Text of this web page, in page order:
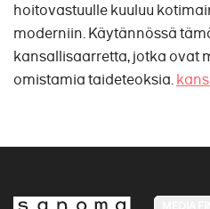
hoitovastuulle kuuluu
moderniin. Käytännössä
kansallisaarretta, jotka ovat
omistamia taideteoksia.